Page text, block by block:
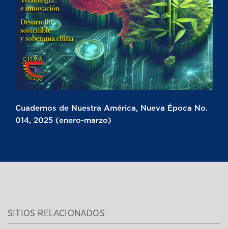
Cuadernos de Nuestra América, Nueva Época No.
014, 2025 (enero-marzo)
SITIOS RELACIONADOS